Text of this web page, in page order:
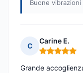
Buone
C
Carine E.
Nota: 5 su 5
Grande